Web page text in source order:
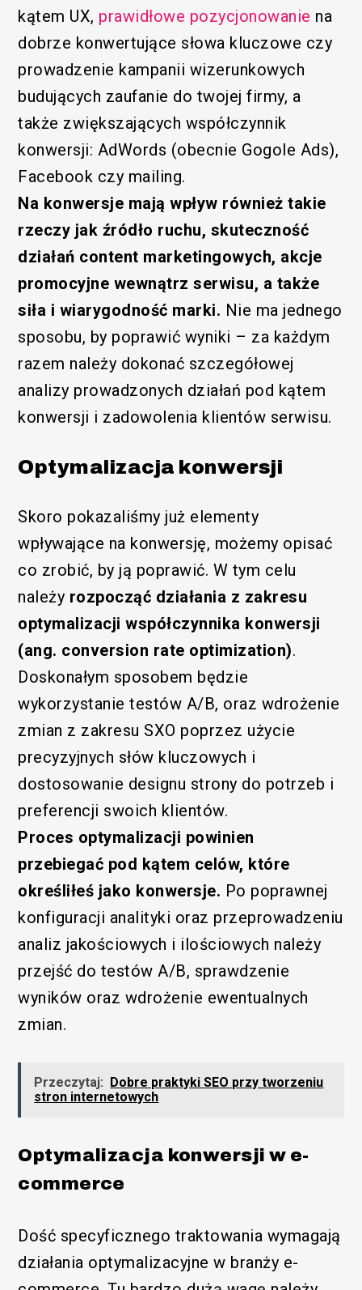
kątem UX, prawidłowe pozycjonowanie na
dobrze konwertujące słowa kluczowe czy
prowadzenie kampanii wizerunkowych
budujących zaufanie do twojej firmy, a
także zwiększających współczynnik
konwersji: AdWords (obecnie Gogole Ads),
Facebook czy mailing.
Na konwersje mają wpływ również takie
rzeczy jak źródło ruchu, skuteczność
działań content marketingowych, akcje
promocyjne wewnątrz serwisu, a także
siła i wiarygodność marki. Nie ma jednego
sposobu, by poprawić wyniki – za każdym
razem należy dokonać szczegółowej
analizy prowadzonych działań pod kątem
konwersji i zadowolenia klientów serwisu.
Optymalizacja konwersji
Skoro pokazaliśmy już elementy
wpływające na konwersję, możemy opisać
co zrobić, by ją poprawić. W tym celu
należy rozpocząć działania z zakresu
optymalizacji współczynnika konwersji
(ang. conversion rate optimization).
Doskonałym sposobem będzie
wykorzystanie testów A/B, oraz wdrożenie
zmian z zakresu SXO poprzez użycie
precyzyjnych słów kluczowych i
dostosowanie designu strony do potrzeb i
preferencji swoich klientów.
Proces optymalizacji powinien
przebiegać pod kątem celów, które
określiłeś jako konwersje. Po poprawnej
konfiguracji analityki oraz przeprowadzeniu
analiz jakościowych i ilościowych należy
przejść do testów A/B, sprawdzenie
wyników oraz wdrożenie ewentualnych
zmian.
Przeczytaj: Dobre praktyki SEO przy tworzeniu
stron internetowych
Optymalizacja konwersji w e-
commerce
Dość specyficznego traktowania wymagają
działania optymalizacyjne w branży e-